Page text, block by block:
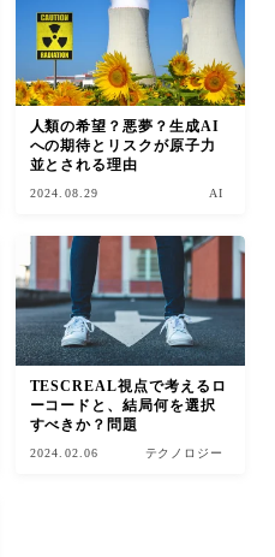
人類の希望？悪夢？生成AI
への期待とリスクが原子力
並とされる理由
2024.08.29 AI
TESCREAL視点で考えるロ
ーコードと、結局何を選択
すべきか？問題
2024.02.06 テクノロジー